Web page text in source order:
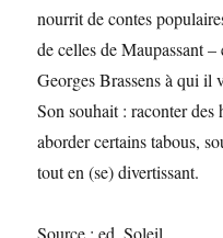
nourrit de contes
de celles de Maupassant
Georges Brassens à qui il
Son souhait : raconter des
aborder certains tabous,
tout en (se) divertissant.
Source : ed. Soleil